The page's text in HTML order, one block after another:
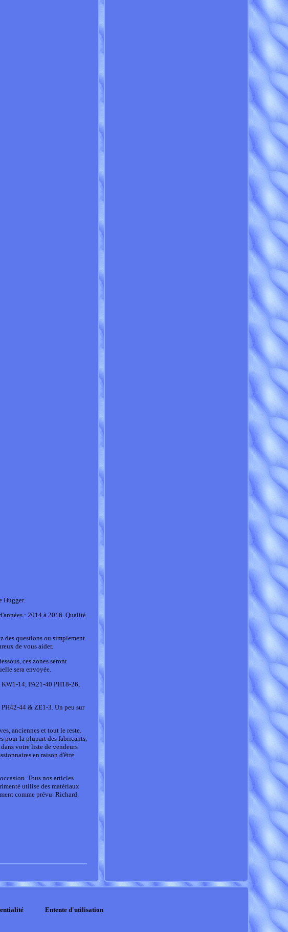
Hugger.
: 2014 à 2016. Qualité
des questions ou simplement
de vous aider.
ces zones seront
sera envoyée.
14, PA21-40 PH18-26,
44 & ZE1-3. Un peu sur
anciennes et tout le reste.
pour la plupart des fabricants,
votre liste de vendeurs
en raison d'être
Tous nos articles
utilise des matériaux
comme prévu. Richard,
Entente d'utilisation